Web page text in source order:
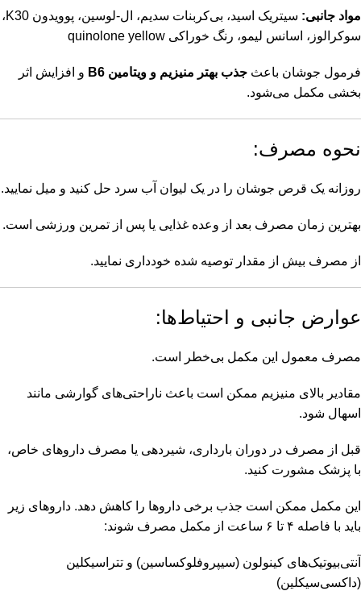
مواد جانبی:
سیتریک اسید، بی‌کربنات سدیم، ال-لوسین، پوویدون K30،
سوکرالوز، اسانس لیمو، رنگ خوراکی quinolone yellow
فرمول جوشان باعث جذب بهتر منیزیم و ویتامین B6
و افزایش اثر
بخشی مکمل می‌شود.
نحوه مصرف:
روزانه یک قرص جوشان را در یک لیوان آب سرد حل کنید و میل نمایید.
بهترین زمان مصرف بعد از وعده غذایی یا پس از تمرین ورزشی است.
از مصرف بیش از مقدار توصیه شده خودداری نمایید.
عوارض جانبی و احتیاط‌ها:
مصرف معمول این مکمل بی‌خطر است.
مقادیر بالای منیزیم ممکن است باعث ناراحتی‌های گوارشی مانند
اسهال شود.
قبل از مصرف در دوران بارداری، شیردهی یا مصرف داروهای خاص،
با پزشک مشورت کنید.
این مکمل ممکن است جذب برخی داروها را کاهش دهد. داروهای زیر
باید با فاصله ۴ تا ۶ ساعت از مکمل مصرف شوند:
آنتی‌بیوتیک‌های کینولون (سیپروفلوکساسین) و تتراسیکلین
(داکسی‌سیکلین)